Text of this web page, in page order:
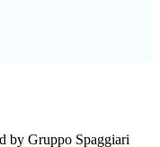
by Gruppo Spaggiari